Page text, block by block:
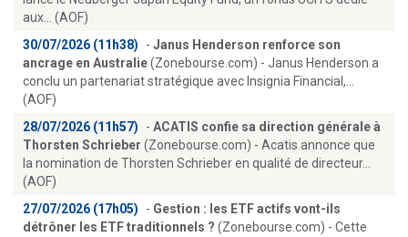
aux... (AOF)
30/07/2026 (11h38)
- Janus Henderson renforce son
ancrage en Australie(Zonebourse.com) - Janus Henderson a
conclu un partenariat stratégique avec Insignia Financial,...
(AOF)
28/07/2026 (11h57)
- ACATIS confie sa direction générale à
Thorsten Schrieber (Zonebourse.com) - Acatis annonce que
la nomination de Thorsten Schrieber en qualité de directeur...
(AOF)
27/07/2026 (17h05)
- Gestion : les ETF actifs vont-ils
détrôner les ETF traditionnels ? (Zonebourse.com) - Cette